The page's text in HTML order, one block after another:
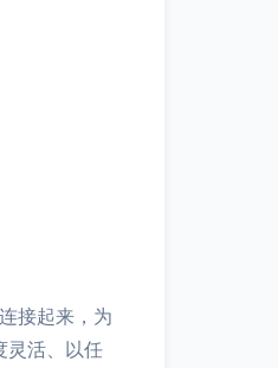
接起来，为
灵活、以任